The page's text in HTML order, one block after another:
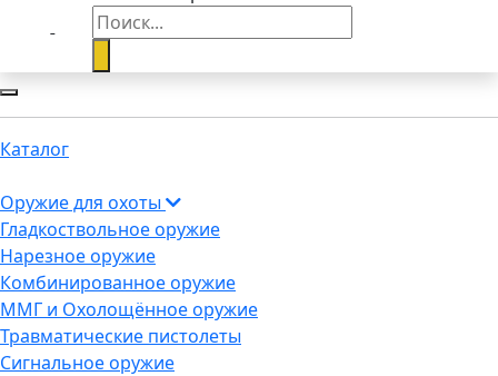
Каталог
Оружие для охоты
Гладкоствольное оружие
Нарезное оружие
Комбинированное оружие
ММГ и Охолощённое оружие
Травматические пистолеты
Сигнальное оружие